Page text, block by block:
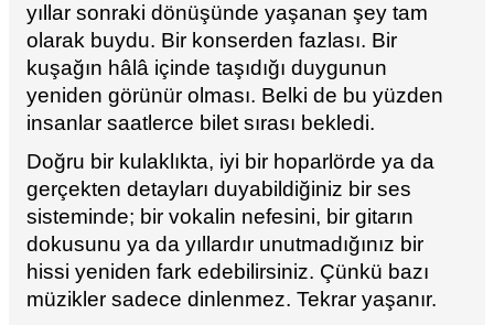
yıllar sonraki dönüşünde yaşanan şey tam
olarak buydu. Bir konserden fazlası. Bir
kuşağın hâlâ içinde taşıdığı duygunun
yeniden görünür olması. Belki de bu yüzden
insanlar saatlerce bilet sırası bekledi.
Doğru bir kulaklıkta, iyi bir hoparlörde ya da
gerçekten detayları duyabildiğiniz bir ses
sisteminde; bir vokalin nefesini, bir gitarın
dokusunu ya da yıllardır unutmadığınız bir
hissi yeniden fark edebilirsiniz. Çünkü bazı
müzikler sadece dinlenmez. Tekrar yaşanır.